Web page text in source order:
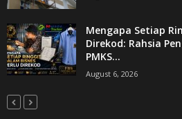
Mengapa Setiap
Direkod: Rahsia
PMKS...
August 6, 2026